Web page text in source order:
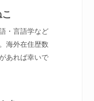
・言語学など
海外在住歴数
あれば幸いで